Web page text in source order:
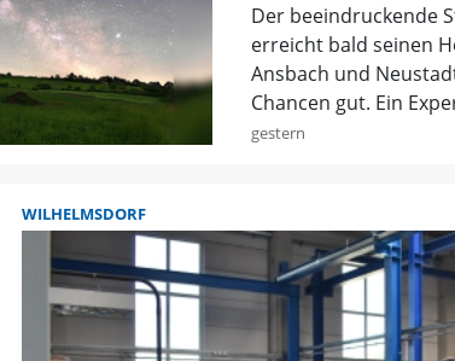
Der beeindruckende
erreicht bald seinen
Ansbach und
Chancen gut. Ein
gestern
WILHELMSDORF